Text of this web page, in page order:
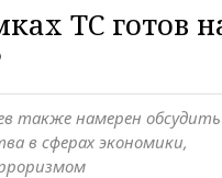
ТС готов
также намерен обсудить
в сферах экономики,